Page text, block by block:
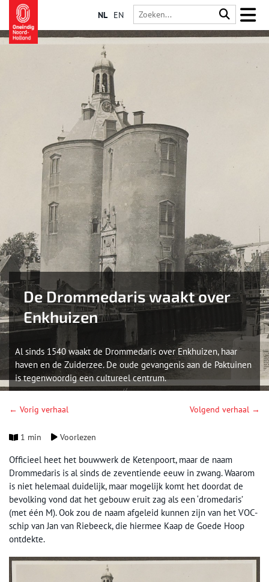
NL EN
De Drommedaris waakt over
Enkhuizen
Al sinds 1540 waakt de Drommedaris over Enkhuizen, haar
haven en de Zuiderzee. De oude gevangenis aan de Paktuinen
is tegenwoordig een cultureel centrum.
← Vorig verhaal Volgend verhaal →
1 min Voorlezen
Officieel heet het bouwwerk de Ketenpoort, maar de naam
Drommedaris is al sinds de zeventiende eeuw in zwang. Waarom
is niet helemaal duidelijk, maar mogelijk komt het doordat de
bevolking vond dat het gebouw eruit zag als een ‘dromedaris’
(met één M). Ook zou de naam afgeleid kunnen zijn van het VOC-
schip van Jan van Riebeeck, die hiermee Kaap de Goede Hoop
ontdekte.